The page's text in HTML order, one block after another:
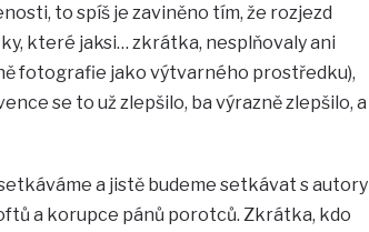
to spíš je zaviněno tím, že rozjezd
které jaksi… zkrátka, nesplňovaly ani
fotografie jako výtvarného prostředku),
se to už zlepšilo, ba výrazně zlepšilo, a
a jistě budeme setkávat s autory
a korupce pánů porotců. Zkrátka, kdo